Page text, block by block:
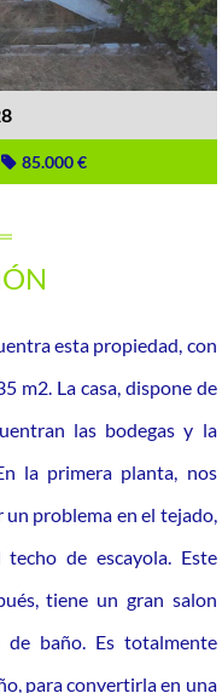
85.000 €
esta propiedad, con
m2. La casa, dispone de
las bodegas y la
la primera planta, nos
un problema en el tejado,
de escayola. Este
tiene un gran salon
baño. Es totalmente
para convertirla en una